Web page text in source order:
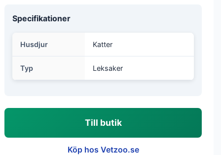
Specifikationer
Husdjur Katter
Typ Leksaker
Till butik
Köp hos Vetzoo.se